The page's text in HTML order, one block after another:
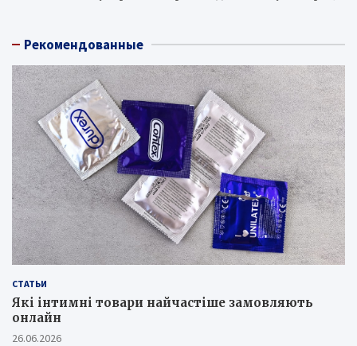
Рекомендованные
СТАТЬИ
Які інтимні товари найчастіше замовляють
онлайн
26.06.2026